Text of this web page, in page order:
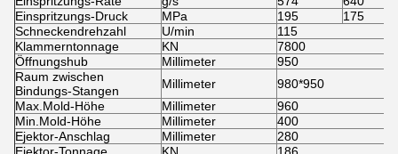
Einspritzungs-Druck
MPa 195
175
Schneckendrehzahl
U/min
115
Klammerntonnage
KN
7800
Öffnungshub
Millimeter
950
Raum zwischen
Bindungs-Stangen
Millimeter
980*950
Max.Mold-Höhe
Millimeter
960
Min.Mold-Höhe
Millimeter
400
Ejektor-Anschlag
Millimeter
280
Ejektor-Tonnage
KN
186